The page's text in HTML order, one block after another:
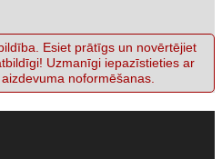
Esiet prātīgs un novērtējiet
Uzmanīgi iepazīstieties ar
noformēšanas.